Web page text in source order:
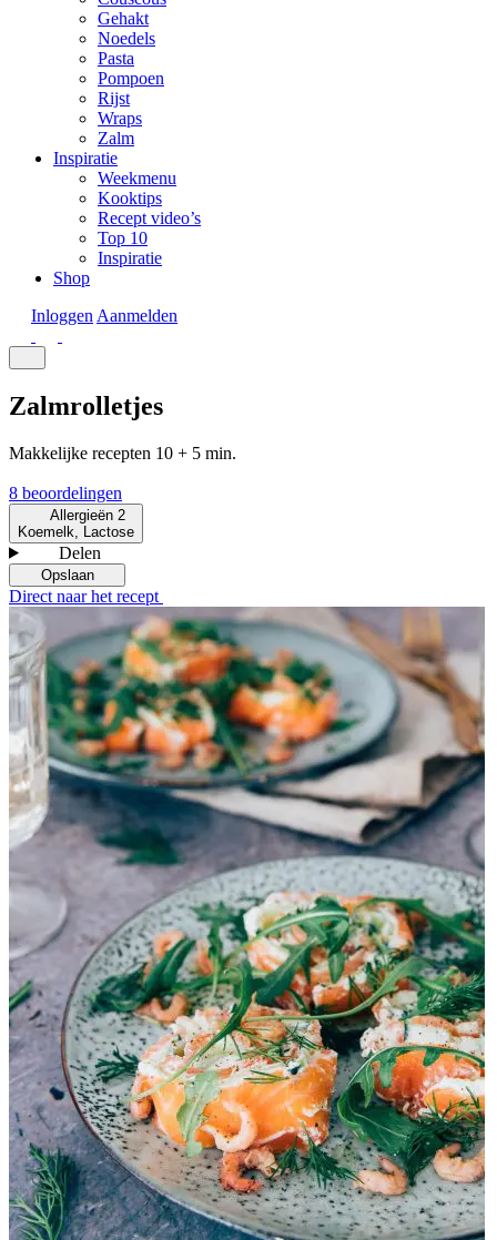
Gehakt
Noedels
Pasta
Pompoen
Rijst
Wraps
Zalm
Inspiratie
Weekmenu
Kooktips
Recept video’s
Top 10
Inspiratie
Shop
Inloggen Aanmelden
Zalmrolletjes
Makkelijke recepten 10 + 5 min.
8 beoordelingen
Allergieën 2
Koemelk, Lactose
Delen
Opslaan
Direct naar het recept